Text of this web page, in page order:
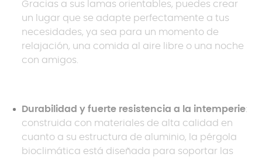
Gracias a sus lamas orientables, puedes crear
un lugar que se adapte perfectamente a tus
necesidades, ya sea para un momento de
relajación, una comida al aire libre o una noche
con amigos.
Durabilidad y fuerte resistencia a la intemperie:
construida con materiales de alta calidad en
cuanto a su estructura de aluminio, la pérgola
bioclimática está diseñada para soportar las